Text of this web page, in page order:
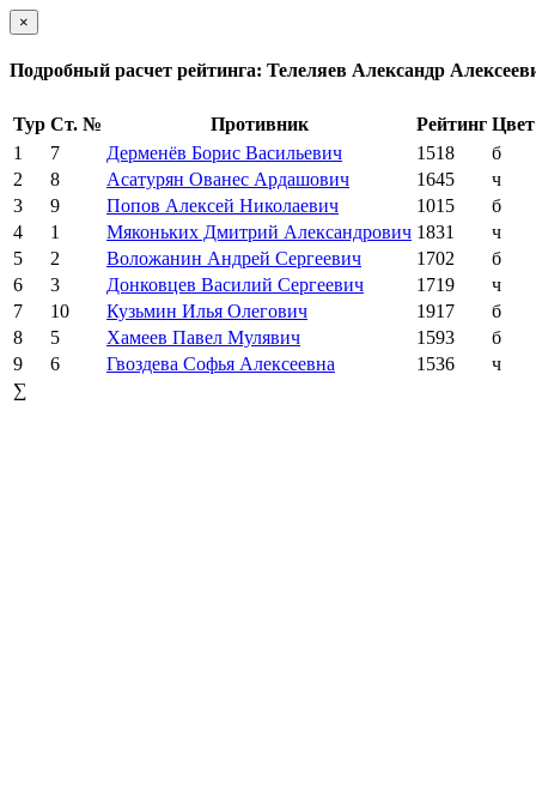
×
Подробный расчет рейтинга: Телеляев Александр
Тур Ст. № Противник Рейтинг Цвет
1
7 Дерменёв Борис Васильевич 1518
б
2
8 Асатурян Ованес Ардашович 1645
ч
3
9 Попов Алексей Николаевич 1015
б
4
1 Мяконьких Дмитрий Александрович 1831
ч
5
2 Воложанин Андрей Сергеевич 1702
б
6
3 Донковцев Василий Сергеевич 1719
ч
7
10 Кузьмин Илья Олегович 1917
б
8
5 Хамеев Павел Мулявич 1593
б
9
6 Гвоздева Софья Алексеевна 1536
ч
∑